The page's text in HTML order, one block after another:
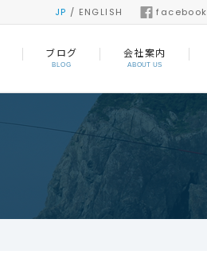
JP / ENGLISH facebook
ブログ
BLOG
会社案内
ABOUT US